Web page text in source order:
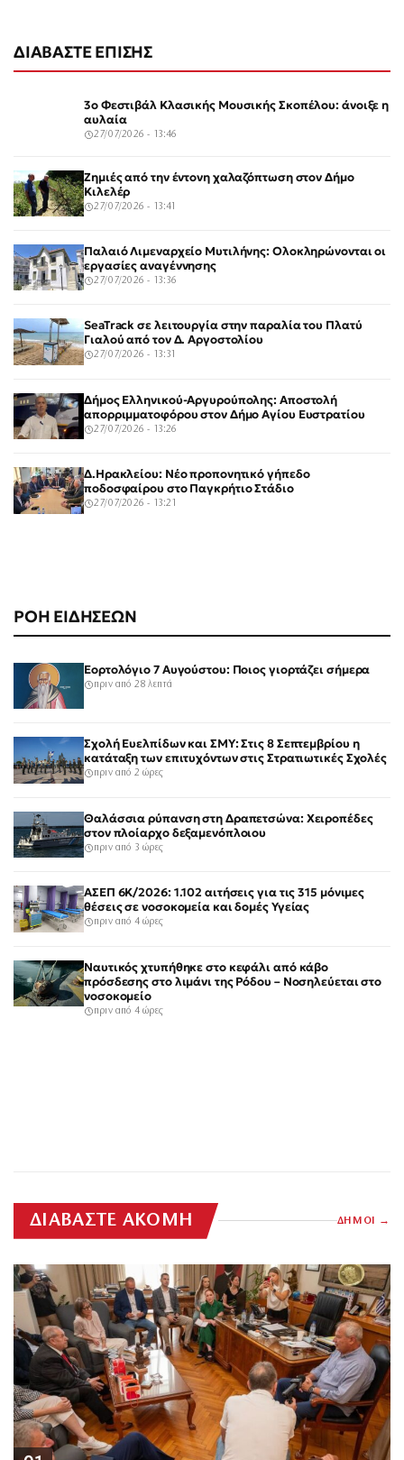
ΡΟΗ ΕΙΔΗΣΕΩΝ
Εορτολόγιο 7 Αυγούστου: Ποιος γιορτάζει σήμερα
πριν από 28 λεπτά
Σχολή Ευελπίδων και ΣΜΥ: Στις 8 Σεπτεμβρίου η
κατάταξη των επιτυχόντων στις Στρατιωτικές Σχολές
πριν από 2 ώρες
Θαλάσσια ρύπανση στη Δραπετσώνα: Χειροπέδες
στον πλοίαρχο δεξαμενόπλοιου
πριν από 3 ώρες
ΑΣΕΠ 6Κ/2026: 1.102 αιτήσεις για τις 315 μόνιμες
θέσεις σε νοσοκομεία και δομές Υγείας
πριν από 4 ώρες
Ναυτικός χτυπήθηκε στο κεφάλι από κάβο
πρόσδεσης στο λιμάνι της Ρόδου – Νοσηλεύεται στο
νοσοκομείο
πριν από 4 ώρες
ΔΙΑΒΑΣΤΕ ΕΠΙΣΗΣ
3ο Φεστιβάλ Κλασικής Μουσικής Σκοπέλου: άνοιξε η
αυλαία
27/07/2026 - 13:46
Ζημιές από την έντονη χαλαζόπτωση στον Δήμο
Κιλελέρ
27/07/2026 - 13:41
Παλαιό Λιμεναρχείο Μυτιλήνης: Ολοκληρώνονται οι
εργασίες αναγέννησης
27/07/2026 - 13:36
SeaTrack σε λειτουργία στην παραλία του Πλατύ
Γιαλού από τον Δ. Αργοστολίου
27/07/2026 - 13:31
Δήμος Ελληνικού-Αργυρούπολης: Αποστολή
απορριμματοφόρου στον Δήμο Αγίου Ευστρατίου
27/07/2026 - 13:26
Δ.Ηρακλείου: Νέο προπονητικό γήπεδο
ποδοσφαίρου στο Παγκρήτιο Στάδιο
27/07/2026 - 13:21
ΔΙΑΒΑΣΤΕ ΑΚΟΜΗ ΔΗΜΟΙ